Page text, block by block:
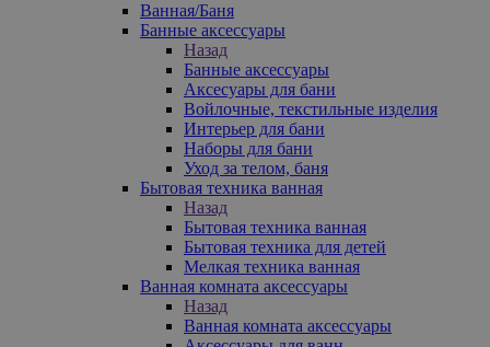
Ванная/Баня
Банные аксессуары
Назад
Банные аксессуары
Аксесуары для бани
Войлочные, текстильные изделия
Интерьер для бани
Наборы для бани
Уход за телом, баня
Бытовая техника ванная
Назад
Бытовая техника ванная
Бытовая техника для детей
Мелкая техника ванная
Ванная комната аксессуары
Назад
Ванная комната аксессуары